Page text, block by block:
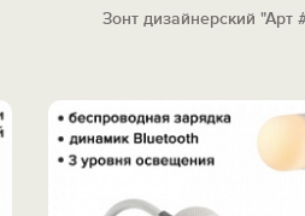
Зонт дизайнерский "Арт